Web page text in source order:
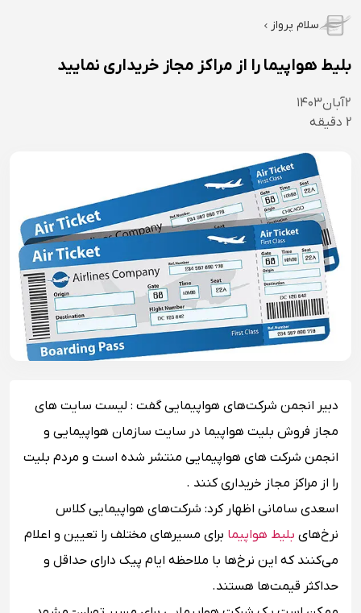
سلام پرواز
بلیط هواپیما را از مراکز مجاز خریداری نمایید
۲آبان۱۴۰۳
2 دقیقه
دبیر انجمن شرکت‌های هواپیمایی گفت : لیست سایت‌ های
مجاز فروش بلیت هواپیما در سایت سازمان هواپیمایی و
انجمن شرکت‌ های هواپیمایی منتشر شده است و مردم بلیت
را از مراکز مجاز خریداری کنند .
اسعدی سامانی اظهار کرد: شرکت‌های هواپیمایی کلاس
نرخ‌های بلیط هواپیما برای مسیر‌های مختلف را تعیین و اعلام
می‌کنند که این نرخ‌ها با ملاحظه ایام پیک دارای حداقل و
حداکثر قیمت‌ها هستند.